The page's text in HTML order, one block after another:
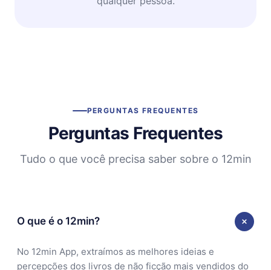
PERGUNTAS FREQUENTES
Perguntas Frequentes
Tudo o que você precisa saber sobre o 12min
O que é o 12min?
No 12min App, extraímos as melhores ideias e
percepções dos livros de não ficção mais vendidos do